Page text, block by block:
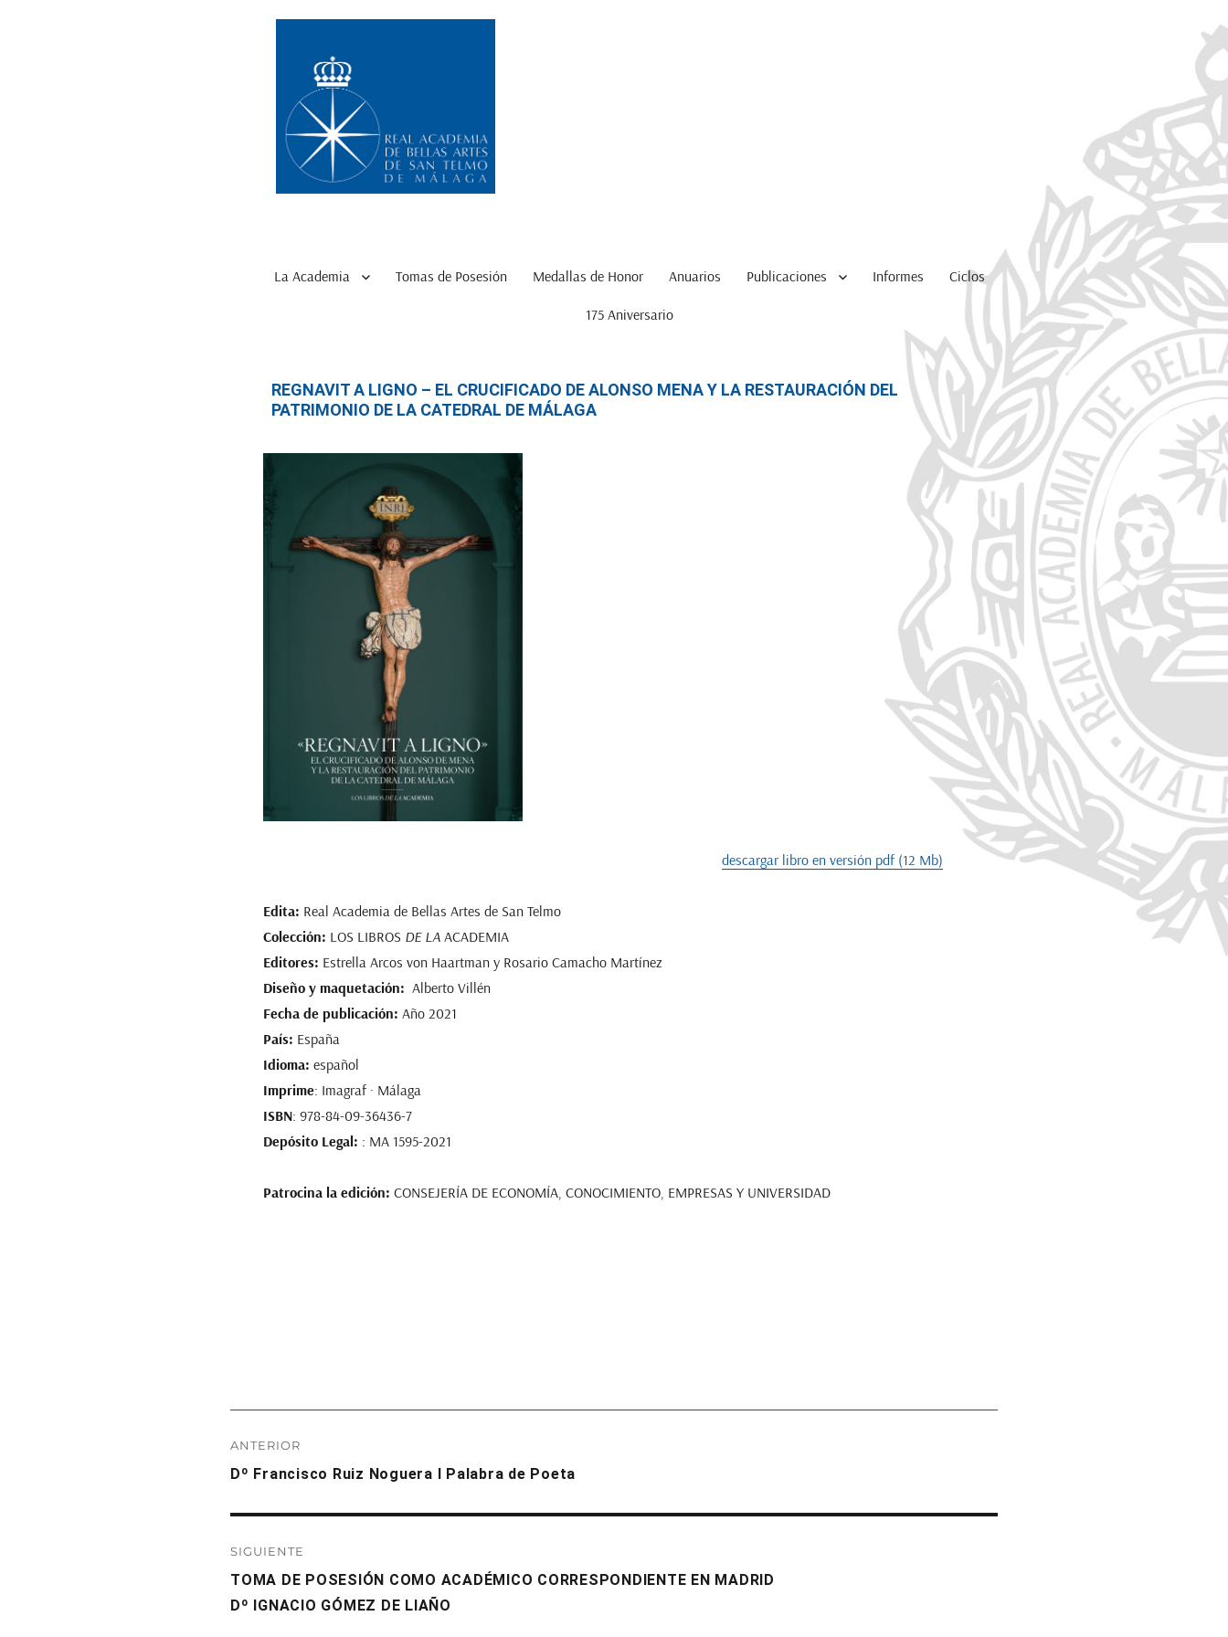
La Academia Tomas de Posesión Medallas de Honor Anuarios Publicaciones Informes Ciclos
175 Aniversario
REGNAVIT A LIGNO – EL CRUCIFICADO DE ALONSO MENA Y LA RESTAURACIÓN DEL
PATRIMONIO DE LA CATEDRAL DE MÁLAGA
descargar libro en versión pdf (12 Mb)
Edita: Real Academia de Bellas Artes de San Telmo
Colección: LOS LIBROS DE LA ACADEMIA
Editores: Estrella Arcos von Haartman y Rosario Camacho Martínez
Diseño y maquetación: Alberto Villén
Fecha de publicación: Año 2021
País: España
Idioma: español
Imprime: Imagraf · Málaga
ISBN: 978-84-09-36436-7
Depósito Legal: : MA 1595-2021
Patrocina la edición: CONSEJERÍA DE ECONOMÍA, CONOCIMIENTO, EMPRESAS Y UNIVERSIDAD
de
entradas
ANTERIOR
Entrada
Dº Francisco Ruiz Noguera I Palabra de Poeta
SIGUIENTE
Entrada
siguiente:
TOMA DE POSESIÓN COMO ACADÉMICO CORRESPONDIENTE EN MADRID
Dº IGNACIO GÓMEZ DE LIAÑO